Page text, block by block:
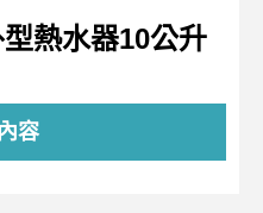
熱水器10公升
容